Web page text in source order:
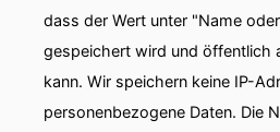
dass der Wert unter "Name
gespeichert wird und öffentlich
kann. Wir speichern keine IP-
personenbezogene Daten. Die